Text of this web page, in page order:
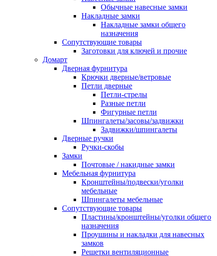
Обычные навесные замки
Накладные замки
Накладные замки общего
назначения
Сопутствующие товары
Заготовки для ключей и прочие
Домарт
Дверная фурнитура
Крючки дверные/ветровые
Петли дверные
Петли-стрелы
Разные петли
Фигурные петли
Шпингалеты/засовы/задвижки
Задвижки/шпингалеты
Дверные ручки
Ручки-скобы
Замки
Почтовые / накидные замки
Мебельная фурнитура
Кронштейны/подвески/уголки
мебельные
Шпингалеты мебельные
Сопутствующие товары
Пластины/кронштейны/уголки общего
назначения
Проушины и накладки для навесных
замков
Решетки вентиляционные